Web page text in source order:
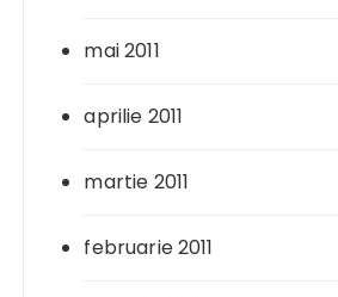
mai 2011
aprilie 2011
martie 2011
februarie 2011